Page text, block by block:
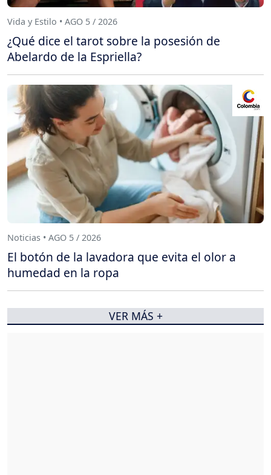
Vida y Estilo • AGO 5 / 2026
¿Qué dice el tarot sobre la posesión de
Abelardo de la Espriella?
Noticias • AGO 5 / 2026
El botón de la lavadora que evita el olor a
humedad en la ropa
VER MÁS +